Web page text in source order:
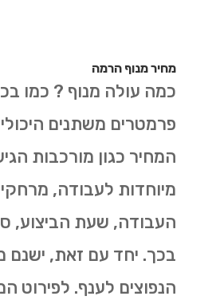
מחיר מנוף הרמה
כמה עולה מנוף ? כמו
פרמטרים משתנים
המחיר כגון מורכבות
מיוחדות לעבודה,
העבודה, שעת הביצוע,
בכך. יחד עם זאת, ישנם
הנפוצים לענף. לפירוט